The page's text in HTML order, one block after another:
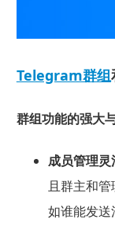
Telegram群组
群组功能的强大
成员管理灵
且群主和
如谁能发